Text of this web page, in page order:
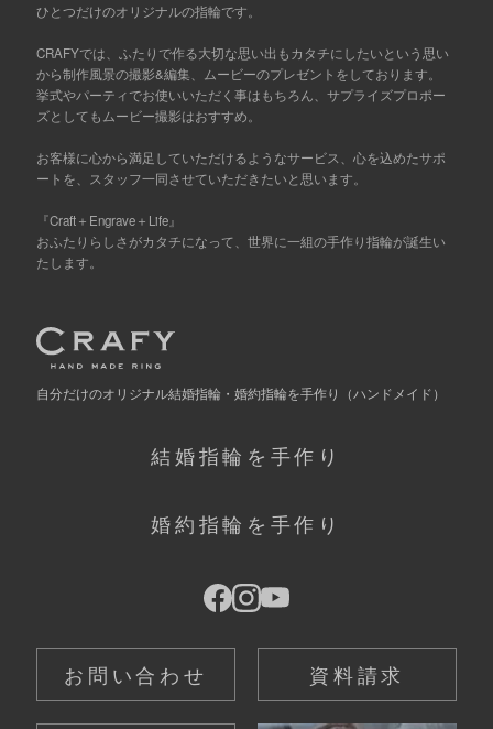
ひとつだけのオリジナルの指輪です。
CRAFYでは、ふたりで作る大切な思い出もカタチにしたいという思い
から制作風景の撮影&編集、ムービーのプレゼントをしております。
挙式やパーティでお使いいただく事はもちろん、サプライズプロポー
ズとしてもムービー撮影はおすすめ。
お客様に心から満足していただけるようなサービス、心を込めたサポ
ートを、スタッフ一同させていただきたいと思います。
『Craft＋Engrave＋Life』
おふたりらしさがカタチになって、世界に一組の手作り指輪が誕生い
たします。
自分だけのオリジナル結婚指輪・婚約指輪を手作り （ハンドメイド）
結婚指輪を手作り
婚約指輪を手作り
お問い合わせ 資料請求